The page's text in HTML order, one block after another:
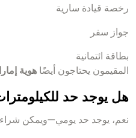
رخصة قيادة سارية
جواز سفر
بطاقة ائتمانية
المقيمون يحتاجون أيضًا هوية
هل يوجد حد
نعم، يوجد حد يومي—ويمكن